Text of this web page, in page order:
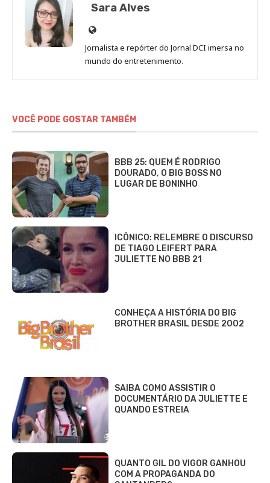
Sara Alves
Site
de
Sara
Jornalista e repórter do Jornal DCI imersa no
mundo do entretenimento.
VOCÊ PODE GOSTAR TAMBÉM
BBB 25: QUEM É RODRIGO
DOURADO, O BIG BOSS NO
LUGAR DE BONINHO
ICÔNICO: RELEMBRE O DISCURSO
DE TIAGO LEIFERT PARA
JULIETTE NO BBB 21
CONHEÇA A HISTÓRIA DO BIG
BROTHER BRASIL DESDE 2002
SAIBA COMO ASSISTIR O
DOCUMENTÁRIO DA JULIETTE E
QUANDO ESTREIA
QUANTO GIL DO VIGOR GANHOU
COM A PROPAGANDA DO